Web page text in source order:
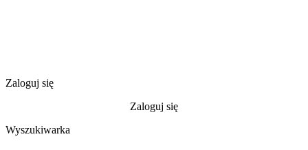
Zaloguj się
Zaloguj się
Wyszukiwarka